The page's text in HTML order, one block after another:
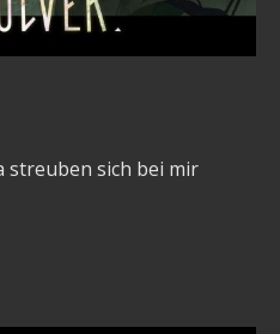
streuben sich bei mir